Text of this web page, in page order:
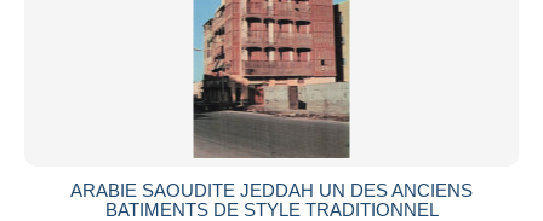
ARABIE SAOUDITE JEDDAH UN DES ANCIENS
BATIMENTS DE STYLE TRADITIONNEL